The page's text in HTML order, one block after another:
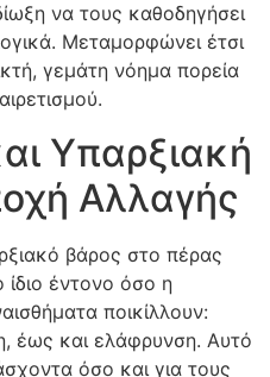
να τους καθοδηγήσει
Μεταμορφώνει έτσι
γεμάτη νόημα πορεία
Υπαρξιακή
Αλλαγής
βάρος στο πέρας
ίδιο έντονο όσο η
ποικίλλουν:
έως και ελάφρυνση. Αυτό
όσο και για τους